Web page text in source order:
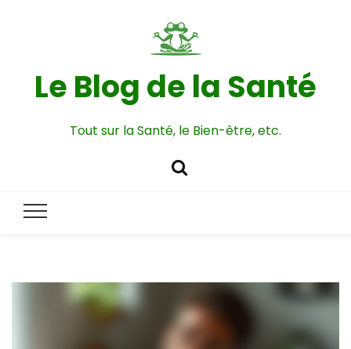
Le Blog de la Santé
Tout sur la Santé, le Bien-être, etc.